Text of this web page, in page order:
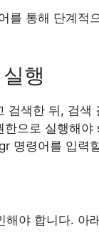
통해 단계적
행
검색한 뒤, 검
으로 실행해
명령어를 입력
야 합니다. 아